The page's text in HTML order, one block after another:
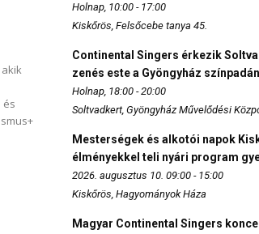
és
Holnap, 10:00 - 17:00
Kiskőrös, Felsőcebe tanya 45.
Continental Singers érkezik
zenés este a Gyöngyház színpadán
Holnap, 18:00 - 20:00
Soltvadkert, Gyöngyház Művelődési
Mesterségek és alkotói napok
élményekkel teli nyári program
2026. augusztus 10. 09:00 - 15:00
Kiskőrös, Hagyományok Háza
Magyar Continental Singers